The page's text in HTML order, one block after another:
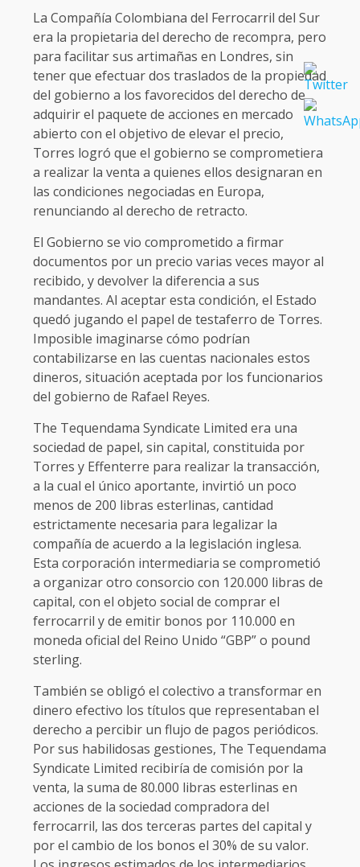
La Compañía Colombiana del Ferrocarril del Sur
era la propietaria del derecho de recompra, pero
para facilitar sus artimañas en Londres, sin
tener que efectuar dos traslados de la propiedad
del gobierno a los favorecidos del derecho de
adquirir el paquete de acciones en mercado
abierto con el objetivo de elevar el precio,
Torres logró que el gobierno se comprometiera
a realizar la venta a quienes ellos designaran en
las condiciones negociadas en Europa,
renunciando al derecho de retracto.
El Gobierno se vio comprometido a firmar
documentos por un precio varias veces mayor al
recibido, y devolver la diferencia a sus
mandantes. Al aceptar esta condición, el Estado
quedó jugando el papel de testaferro de Torres.
Imposible imaginarse cómo podrían
contabilizarse en las cuentas nacionales estos
dineros, situación aceptada por los funcionarios
del gobierno de Rafael Reyes.
The Tequendama Syndicate Limited era una
sociedad de papel, sin capital, constituida por
Torres y Effenterre para realizar la transacción,
a la cual el único aportante, invirtió un poco
menos de 200 libras esterlinas, cantidad
estrictamente necesaria para legalizar la
compañía de acuerdo a la legislación inglesa.
Esta corporación intermediaria se comprometió
a organizar otro consorcio con 120.000 libras de
capital, con el objeto social de comprar el
ferrocarril y de emitir bonos por 110.000 en
moneda oficial del Reino Unido “GBP” o pound
sterling.
También se obligó el colectivo a transformar en
dinero efectivo los títulos que representaban el
derecho a percibir un flujo de pagos periódicos.
Por sus habilidosas gestiones, The Tequendama
Syndicate Limited recibiría de comisión por la
venta, la suma de 80.000 libras esterlinas en
acciones de la sociedad compradora del
ferrocarril, las dos terceras partes del capital y
por el cambio de los bonos el 30% de su valor.